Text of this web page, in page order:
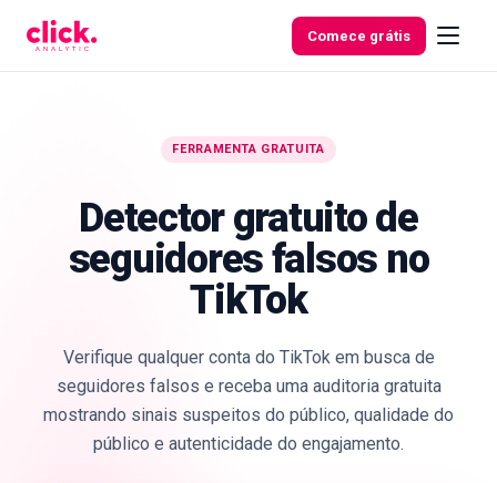
Comece grátis
Ferramentas
gratuitas
FERRAMENTA GRATUITA
Detector gratuito de
seguidores falsos no
TikTok
Verifique qualquer conta do TikTok em busca de
seguidores falsos e receba uma auditoria gratuita
mostrando sinais suspeitos do público, qualidade do
público e autenticidade do engajamento.